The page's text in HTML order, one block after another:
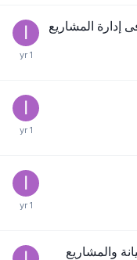
إدارة المشاريع
والمشاريع